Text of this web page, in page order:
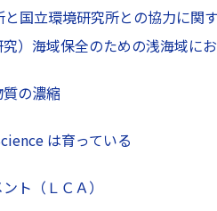
と国立環境研究所との協力に関
究）海域保全のための浅海域に
の濃縮
は育っている
ト（ＬＣＡ）